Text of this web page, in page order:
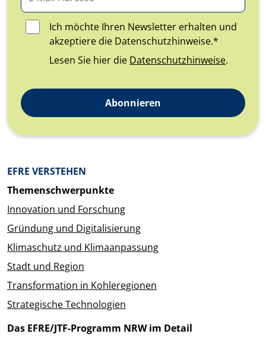
Ich möchte Ihren Newsletter erhalten und
akzeptiere die Datenschutzhinweise.*
Lesen Sie hier die Datenschutzhinweise.
Abonnieren
Überblick: Inhalte
EFRE VERSTEHEN
Themenschwerpunkte
Innovation und Forschung
Gründung und Digitalisierung
Klimaschutz und Klimaanpassung
Stadt und Region
Transformation in Kohleregionen
Strategische Technologien
Das EFRE/JTF-Programm NRW im Detail